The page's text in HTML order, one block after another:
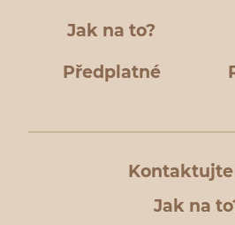
Jak na to?
Předplatné
Kontaktujte
Jak na